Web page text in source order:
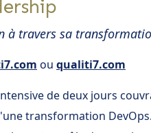
à travers sa
ou qualiti7.com
de deux jours
transformation